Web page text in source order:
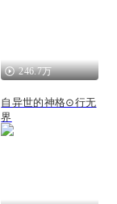
246.7万
自异世的神格⊙行无
界